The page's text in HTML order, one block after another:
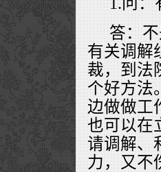
答：
有关调解
裁，到法
个好方法
边做做工
也可以在
请调解、
力，又不